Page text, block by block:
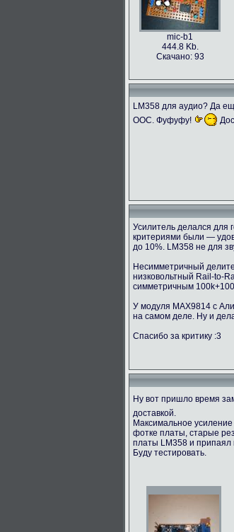
mic-b1
444.8 Kb.
Скачано: 93
LM358 для аудио? Да
ООС. Фуфуфу!
Усилитель делался для
критериями были —
до 10%. LM358 не для
Несимметричный
низковольтный Rail-to-
симметричным
У модуля MAX9814 с
на самом деле. Ну и
Спасибо за критику :3
Ну вот пришло время
доставкой.
Максимальное
фотке платы, старые
платы LM358 и припаял
Буду тестировать.